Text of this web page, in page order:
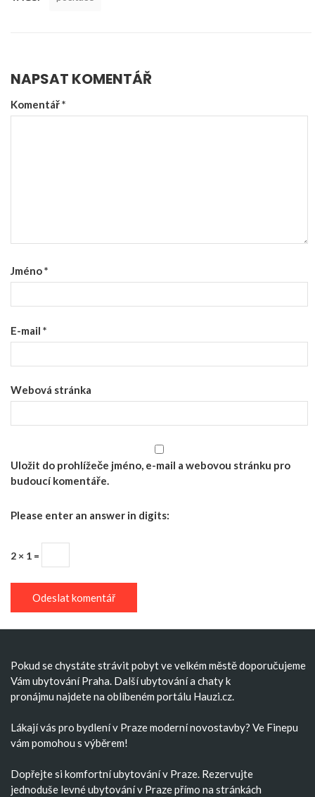
NAPSAT KOMENTÁŘ
Komentář*
Jméno*
E-mail *
Webová stránka
Uložit do prohlížeče jméno, e-mail a webovou stránku pro
budoucí komentáře.
Please enter an answer in digits:
2 × 1 =
Pokud se chystáte strávit pobyt ve velkém městě doporučujeme
Vám ubytování Praha. Dalšíubytovánía chaty k
pronájmu najdete na oblíbeném portálu Hauzi.cz.
Lákají vás pro bydlení v Praze modernínovostavby? Ve Finepu
vám pomohou s výběrem!
Dopřejte si komfortníubytování v Praze. Rezervujte
jednoduše levné ubytování v Prazepřímo na stránkách